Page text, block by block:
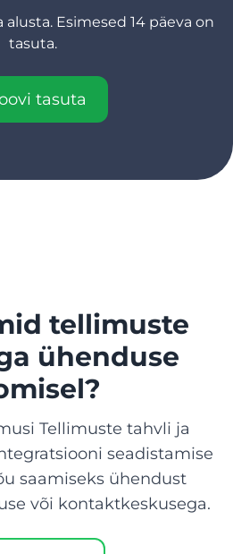
Esimesed 14 päeva on
tasuta.
tasuta
tellimuste
ühenduse
Tellimuste tahvli ja
seadistamise
saamiseks ühendust
või kontaktkeskusega.